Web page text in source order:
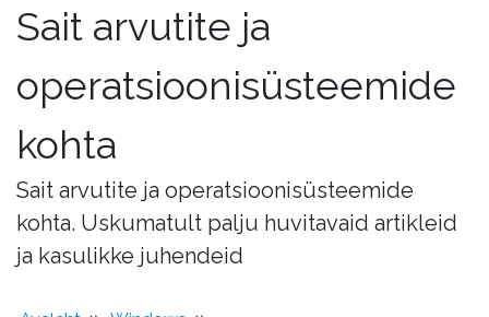
Sait arvutite ja
operatsioonisüsteemide
kohta
Sait arvutite ja operatsioonisüsteemide
kohta. Uskumatult palju huvitavaid artikleid
ja kasulikke juhendeid